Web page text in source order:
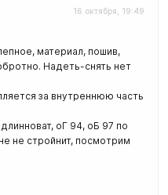
16 октября, 19:49
материал, пошив,
Надеть-снять нет
за внутреннюю часть
оГ 94, оБ 97 по
не стройнит, посмотрим